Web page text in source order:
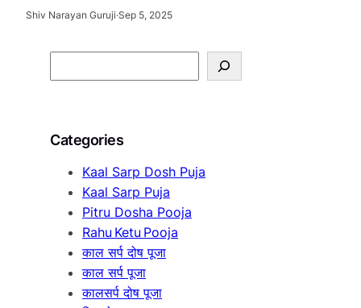
Shiv Narayan Guruji·Sep 5, 2025
e
c
Categories
Kaal Sarp Dosh Puja
Kaal Sarp Puja
Pitru Dosha Pooja
Rahu Ketu Pooja
काल सर्प दोष पूजा
काल सर्प पूजा
कालसर्प दोष पूजा